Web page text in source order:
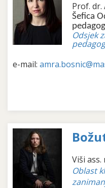
Prof. dr.
Šefica
Odsjek
e-mail:
Viši
Oblast